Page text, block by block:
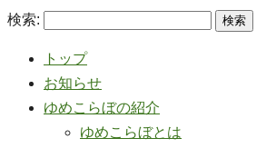
検索:
トップ
お知らせ
ゆめこらぼの紹介
ゆめこらぼとは